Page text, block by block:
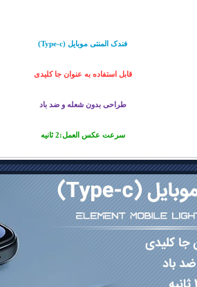
فندک المنتی موبایل (Type-c)
قابل استفاده به عنوان جا کلیدی
طراحی بدون شعله و ضد باد
سرعت عکس العمل:2 ثانیه